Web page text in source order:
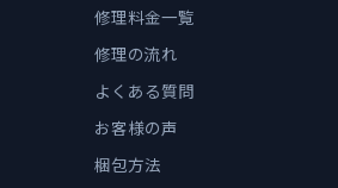
修理料金一覧
修理の流れ
よくある質問
お客様の声
梱包方法